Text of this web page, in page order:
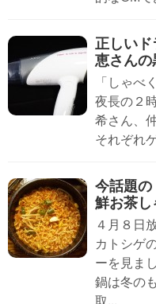
正しい
恵さんの
「しゃべ
夜長の２
希さん、
それぞれ
今話題
鮮お茶し
４月８日
カトシゲ
ーを見ま
鍋は冬の
取...